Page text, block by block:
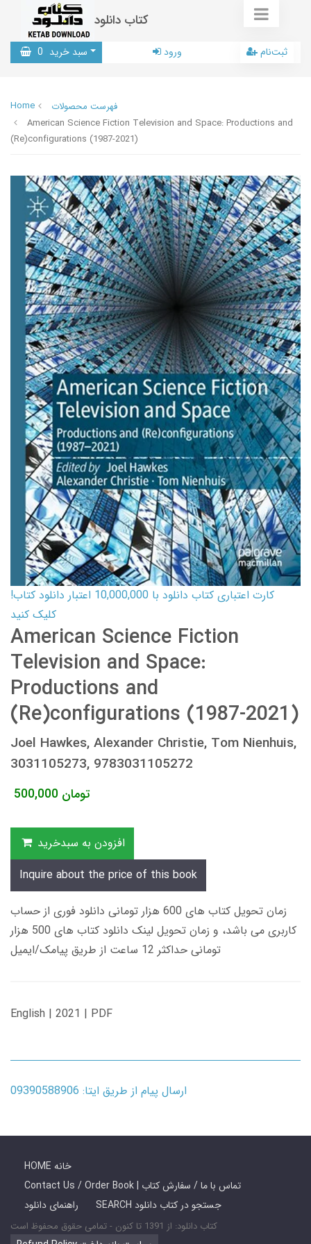
کتاب دانلود
سبد خرید 0 ورود ثبت‌نام
Home
فهرست محصولات
American Science Fiction Television and Space: Productions and
(Re)configurations (1987-2021)
کارت اعتباری کتاب دانلود با 10,000,000 اعتبار دانلود کتاب!
کلیک کنید
American Science Fiction
Television and Space:
Productions and
(Re)configurations (1987-2021)
Joel Hawkes, Alexander Christie, Tom Nienhuis,
3031105273, 9783031105272
500,000 تومان
افزودن به سبدخرید
Inquire about the price of this book
زمان تحویل کتاب های 600 هزار تومانی دانلود فوری از حساب
کاربری می باشد، و زمان تحویل لینک دانلود کتاب های 500 هزار
تومانی حداکثر 12 ساعت از طریق پیامک/ایمیل
English | 2021 | PDF
ارسال پیام از طریق ایتا: 09390588906
HOME خانه
Contact Us / Order Book | تماس با ما / سفارش کتاب
راهنمای دانلود
SEARCH جستجو در کتاب دانلود
کتاب دانلود: از 1391 تا کنون - تمامی حقوق محفوظ است